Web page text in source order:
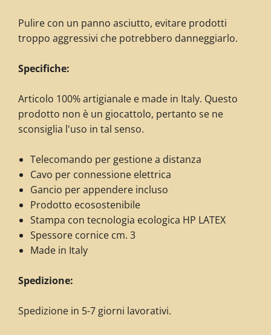
Pulire con un panno asciutto, evitare prodotti
troppo aggressivi che potrebbero danneggiarlo.
Specifiche:
Articolo 100% artigianale e made in Italy. Questo
prodotto non è un giocattolo, pertanto se ne
sconsiglia l'uso in tal senso.
Telecomando per gestione a distanza
Cavo per connessione elettrica
Gancio per appendere incluso
Prodotto ecosostenibile
Stampa con tecnologia ecologica HP LATEX
Spessore cornice cm. 3
Made in Italy
Spedizione:
Spedizione in 5-7 giorni lavorativi.